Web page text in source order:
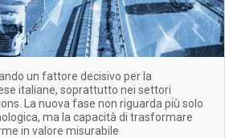
un fattore decisivo per la
italiane, soprattutto nei settori
La nuova fase non riguarda più solo
ma la capacità di trasformare
in valore misurabile